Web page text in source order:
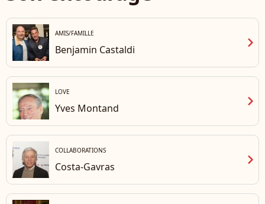
AMIS/FAMILLE
Benjamin Castaldi chevron_right
LOVE
Yves Montand chevron_right
COLLABORATIONS
Costa-Gavras chevron_right